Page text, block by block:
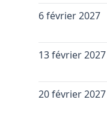
Leaflet|©
+
6 février 2027
+
13 février 2027
+
20 février 2027